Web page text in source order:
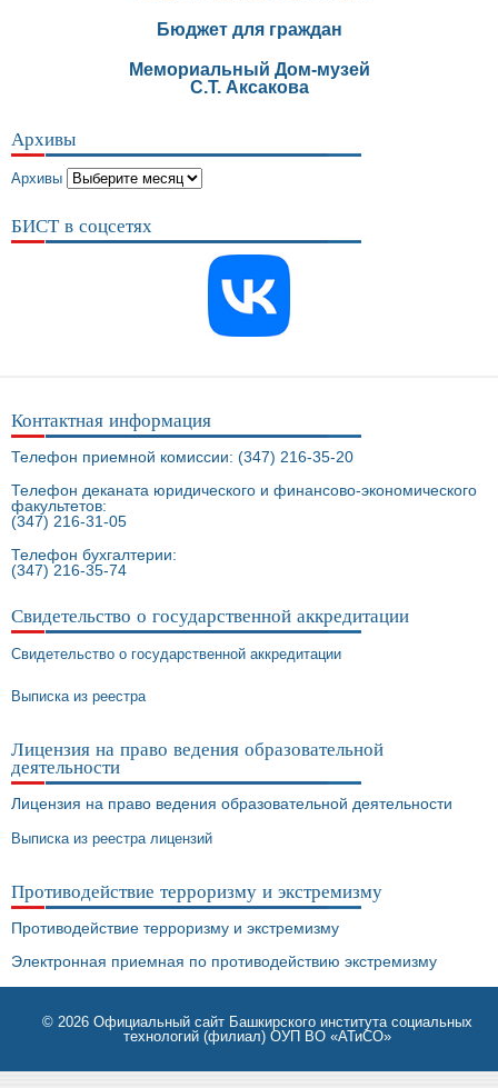
Бюджет для граждан
Мемориальный Дом-музей
С.Т. Аксакова
Архивы
Архивы
БИСТ в соцсетях
Контактная информация
Телефон приемной комиссии: (347) 216-35-20
Телефон деканата юридического и финансово-экономического
факультетов:
(347) 216-31-05
Телефон бухгалтерии:
(347) 216-35-74
Свидетельство о государственной аккредитации
Свидетельство о государственной аккредитации
Выписка из реестра
Лицензия на право ведения образовательной
деятельности
Лицензия на право ведения образовательной деятельности
Выписка из реестра лицензий
Противодействие терроризму и экстремизму
Противодействие терроризму и экстремизму
Электронная приемная по противодействию экстремизму
© 2026 Официальный сайт Башкирского института социальных
технологий (филиал) ОУП ВО «АТиСО»